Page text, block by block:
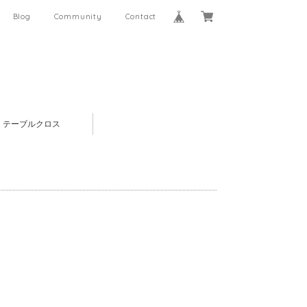
Blog Community Contact
テーブルクロス